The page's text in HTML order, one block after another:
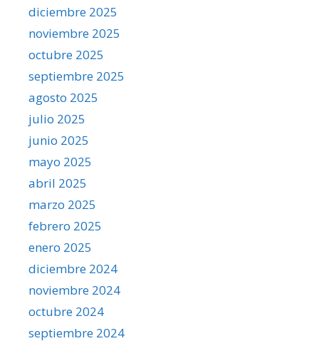
diciembre 2025
noviembre 2025
octubre 2025
septiembre 2025
agosto 2025
julio 2025
junio 2025
mayo 2025
abril 2025
marzo 2025
febrero 2025
enero 2025
diciembre 2024
noviembre 2024
octubre 2024
septiembre 2024